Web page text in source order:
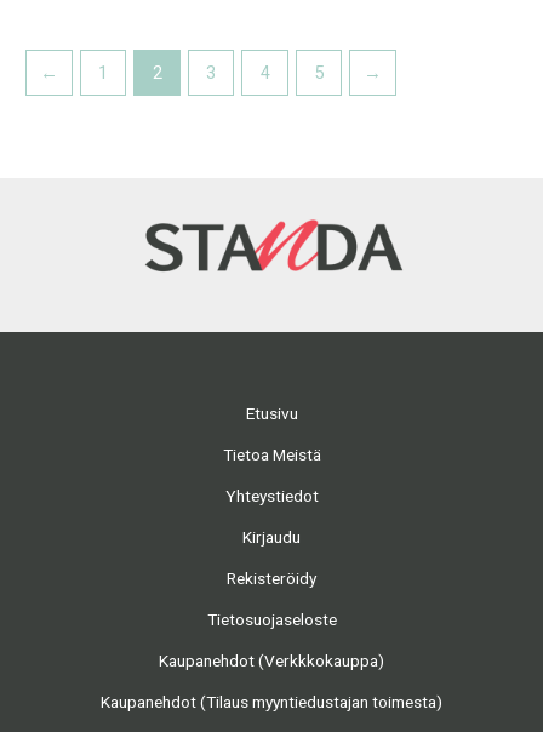
← 1 2 3 4 5 →
Etusivu
Tietoa Meistä
Yhteystiedot
Kirjaudu
Rekisteröidy
Tietosuojaseloste
Kaupanehdot (Verkkkokauppa)
Kaupanehdot (Tilaus myyntiedustajan toimesta)